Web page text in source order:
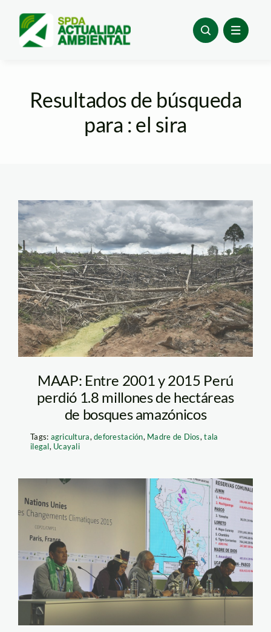
content
Resultados de búsqueda
para : el sira
deforestacion-
thomas-muller
MAAP: Entre 2001 y 2015 Perú
perdió 1.8 millones de hectáreas
de bosques amazónicos
Tags: agricultura,deforestación, Madre de Dios,tala
ilegal, Ucayali
indigenas
cop21_SPDA